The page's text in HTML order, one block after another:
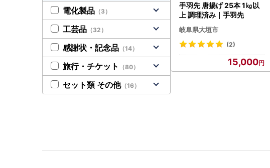
手羽先 唐揚げ 25本 1㎏以
上 調理済み｜手羽先
岐阜県大垣市
(2)
15,000
電化製品 （3）
工芸品 （32）
感謝状・記念品 （14）
旅行・チケット （80）
セット類 その他（16）